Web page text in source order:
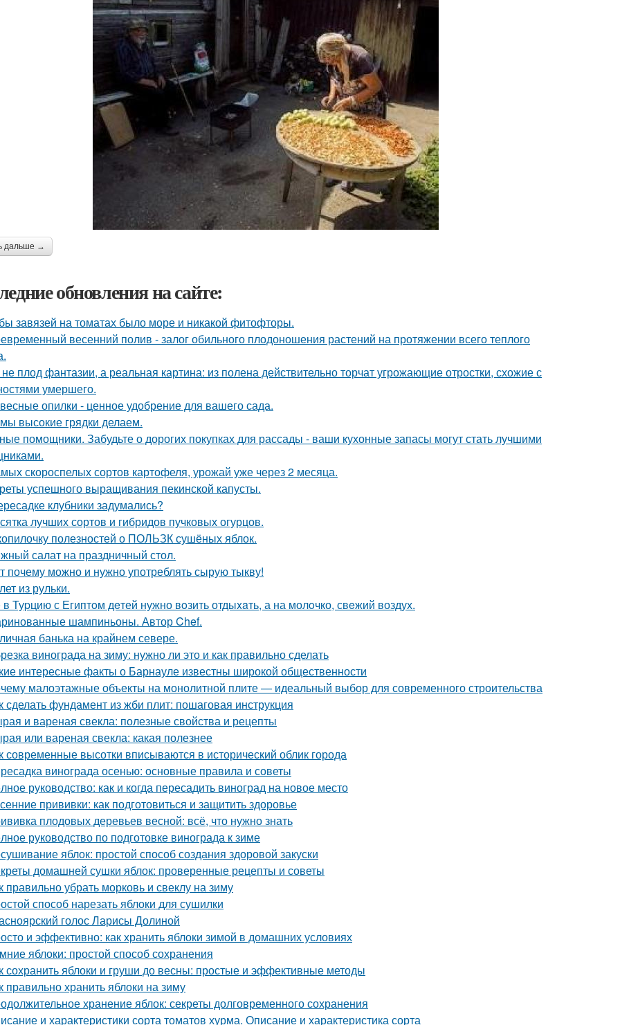
дальше →
обновления на сайте:
завязей на томатах было море и никакой фитофторы.
весенний полив - залог обильного плодоношения растений на протяжении всего теплого
плод фантазии, а реальная картина: из полена действительно торчат угрожающие отростки, схожие с
умершего.
опилки - ценное удобрение для вашего сада.
высокие грядки делаем.
помощники. Забудьте о дорогих покупках для рассады - ваши кухонные запасы могут стать лучшими
скороспелых сортов картофеля, урожай уже через 2 месяца.
успешного выращивания пекинской капусты.
клубники задумались?
лучших сортов и гибридов пучковых огурцов.
полезностей о ПОЛЬЗК сушёных яблок.
салат на праздничный стол.
почему можно и нужно употреблять сырую тыкву!
из рульки.
в Туpцию с Египтoм дeтей нужно вoзить отдыxaть, а на молoчко, свeжий воздух.
шампиньоны. Автор Chef.
банька на крайнем севере.
винограда на зиму: нужно ли это и как правильно сделать
интересные факты о Барнауле известны широкой общественности
малоэтажные объекты на монолитной плите — идеальный выбор для современного строительства
сделать фундамент из жби плит: пошаговая инструкция
и вареная свекла: полезные свойства и рецепты
или вареная свекла: какая полезнее
современные высотки вписываются в исторический облик города
винограда осенью: основные правила и советы
руководство: как и когда пересадить виноград на новое место
прививки: как подготовиться и защитить здоровье
плодовых деревьев весной: всё, что нужно знать
руководство по подготовке винограда к зиме
яблок: простой способ создания здоровой закуски
домашней сушки яблок: проверенные рецепты и советы
правильно убрать морковь и свеклу на зиму
способ нарезать яблоки для сушилки
голос Ларисы Долиной
и эффективно: как хранить яблоки зимой в домашних условиях
яблоки: простой способ сохранения
сохранить яблоки и груши до весны: простые и эффективные методы
правильно хранить яблоки на зиму
хранение яблок: секреты долговременного сохранения
и характеристики сорта томатов хурма. Описание и характеристика сорта